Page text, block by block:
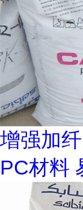
增强加
PC材料